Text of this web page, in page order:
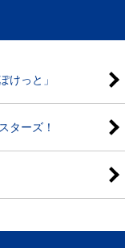
けっと」
ターズ！